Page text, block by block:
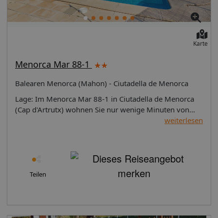
Karte
Menorca Mar 88-1
Balearen Menorca (Mahon) - Ciutadella de Menorca
Lage: Im Menorca Mar 88-1 in Ciutadella de Menorca
(Cap d'Artrutx) wohnen Sie nur wenige Minuten von
strategisch günstigen Punkten wie Leuchtturm am Cap
sowie Strand von Son Saura.Zimmer Fühlen Sie sich in
einem der 3 Zimmer, die Küchen bieten, die über große
Kühlschränke/Gefrierfächer und Öfen verfügen, wie zu
WLAN-Internetzugang (kostenlos). Zur Austattung
weiterlesen
Teilen